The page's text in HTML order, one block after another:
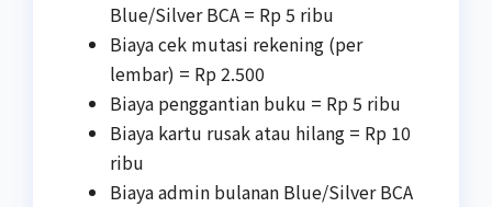
Blue/Silver BCA = Rp 5 ribu
Biaya cek mutasi rekening (per
lembar) = Rp 2.500
Biaya penggantian buku = Rp 5 ribu
Biaya kartu rusak atau hilang = Rp 10
ribu
Biaya admin bulanan Blue/Silver BCA